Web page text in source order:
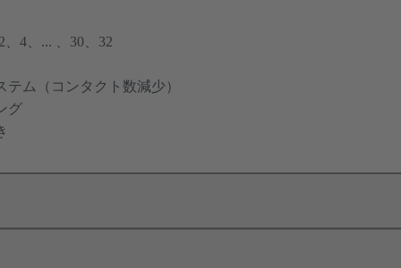
4、... 、30、32
テム（コンタクト数減少）
グ